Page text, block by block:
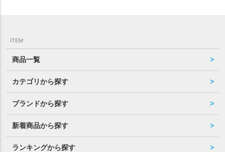
ITEM
商品一覧
カテゴリから探す
ブランドから探す
新着商品から探す
ランキングから探す